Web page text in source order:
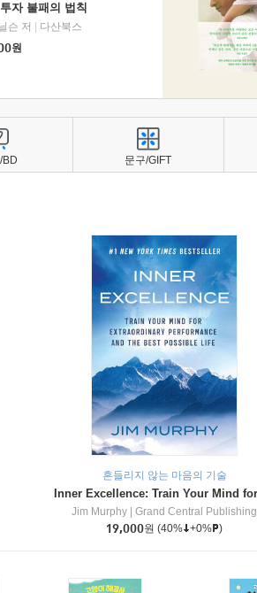
자 불패의 법칙
슨 저
다산북스
원
흔들리지 않는 마음의 기술
Jim Murphy
Grand Central Publishing
19,000원 (40% +0% )
BD 문구/GIFT